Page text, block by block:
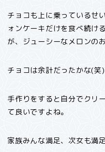
チョコも上に乗っているせ
ォンケーキだけを食べ続け
が、ジューシーなメロンの
チョコは余計だったかな(笑)
手作りをすると自分でクリ
て良いですよね。
家族みんな満足、次女も満